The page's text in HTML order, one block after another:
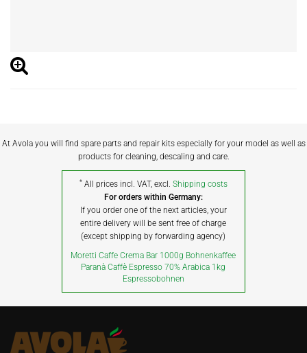
At Avola you will find spare parts and repair kits especially for your model as well as
products for cleaning, descaling and care.
* All prices incl. VAT, excl. Shipping costs
For orders within Germany:
If you order one of the next articles, your
entire delivery will be sent free of charge
(except shipping by forwarding agency)
Moretti Caffe Crema Bar 1000g Bohnenkaffee
Paranà Caffè Espresso 70% Arabica 1kg
Espressobohnen